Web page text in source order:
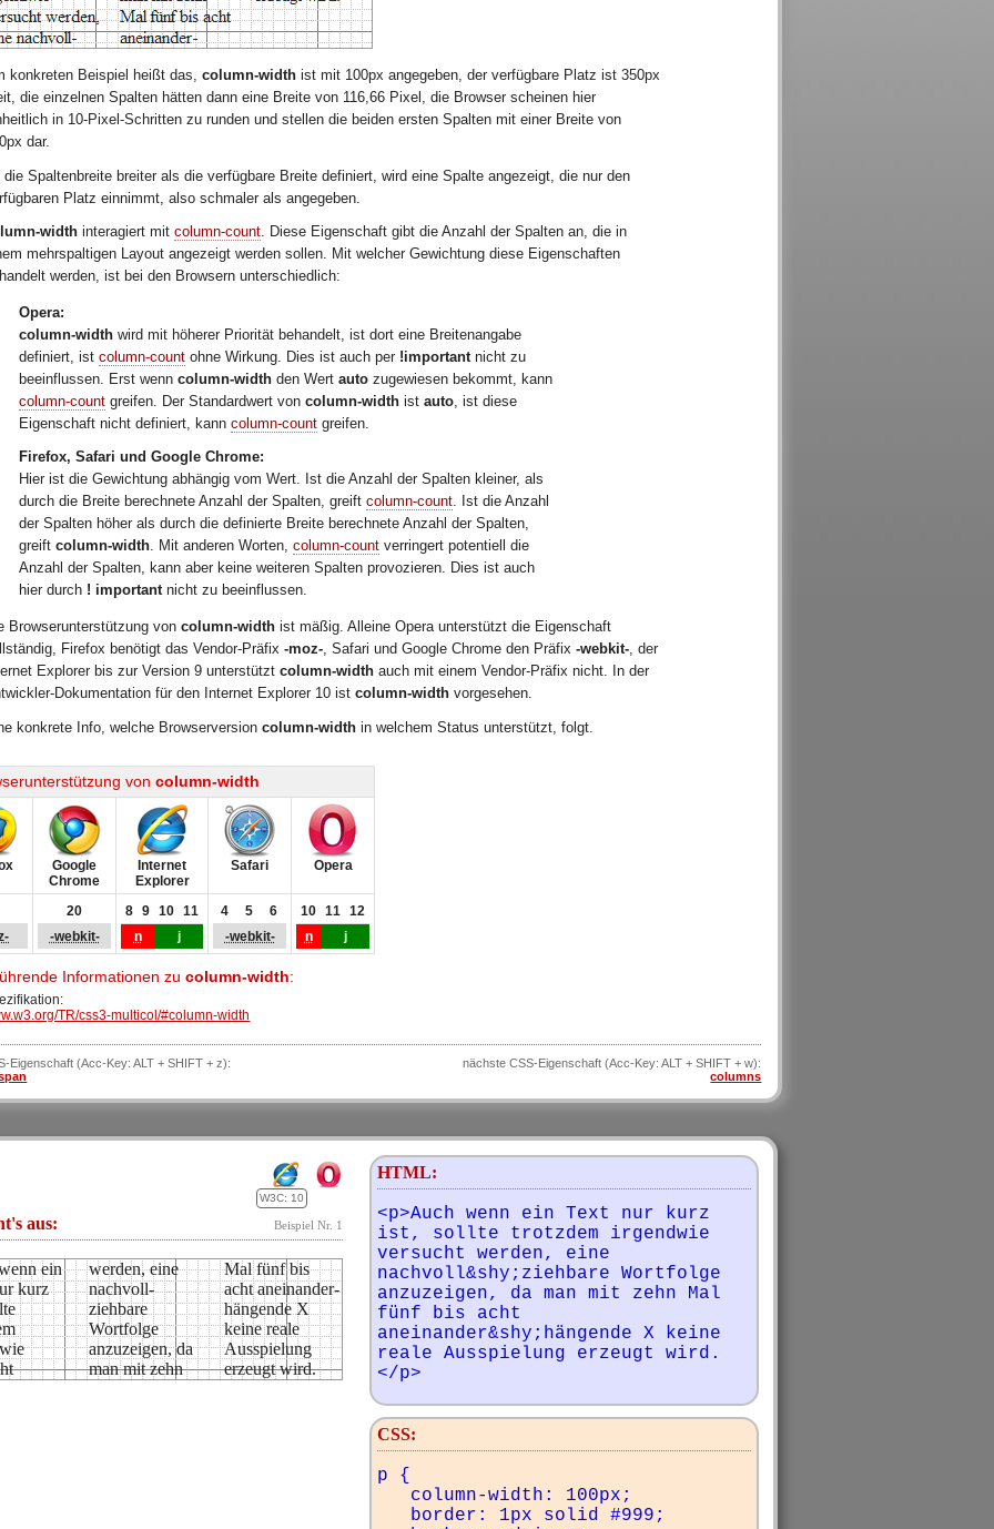
konkreten Beispiel heißt das,column-width ist mit 100px angegeben, der verfügbare Platz ist 350px
die einzelnen Spalten hätten dann eine Breite von 116,66 Pixel, die Browser scheinen hier
in 10-Pixel-Schritten zu runden und stellen die beiden ersten Spalten mit einer Breite von
dar.
die Spaltenbreite breiter als die verfügbare Breite definiert, wird eine Spalte angezeigt, die nur den
Platz einnimmt, also schmaler als angegeben.
width interagiert mitcolumn-count. Diese Eigenschaft gibt die Anzahl der Spalten an, die in
mehrspaltigen Layout angezeigt werden sollen. Mit welcher Gewichtung diese Eigenschaften
werden, ist bei den Browsern unterschiedlich:
Opera:
column-widthwird mit höherer Priorität behandelt, ist dort eine Breitenangabe
definiert, ist column-countohne Wirkung. Dies ist auch per !importantnicht zu
beeinflussen. Erst wenn column-widthden Wert autozugewiesen bekommt, kann
column-countgreifen. Der Standardwert von column-widthist auto, ist diese
Eigenschaft nicht definiert, kann column-countgreifen.
Firefox, Safari und Google Chrome:
Hier ist die Gewichtung abhängig vom Wert. Ist die Anzahl der Spalten kleiner, als
durch die Breite berechnete Anzahl der Spalten, greift column-count. Ist die Anzahl
der Spalten höher als durch die definierte Breite berechnete Anzahl der Spalten,
greift column-width. Mit anderen Worten, column-countverringert potentiell die
Anzahl der Spalten, kann aber keine weiteren Spalten provozieren. Dies ist auch
hier durch ! importantnicht zu beeinflussen.
Browserunterstützung voncolumn-width ist mäßig. Alleine Opera unterstützt die Eigenschaft
Firefox benötigt das Vendor-Präfix-moz-, Safari und Google Chrome den Präfix-webkit-, der
Explorer bis zur Version 9 unterstütztcolumn-width auch mit einem Vendor-Präfix nicht. In der
Dokumentation für den Internet Explorer 10 istcolumn-width vorgesehen.
konkrete Info, welche Browserversioncolumn-width in welchem Status unterstützt, folgt.
von column-width
Google
Chrome
Internet
Explorer
Safari Opera
20
-webkit-
8 9 10 11
n
j
4 5
6
-webkit-
10 11 12
n
j
Informationen zucolumn-width:
TR/css3-multicol/#column-width
Eigenschaft (Acc-Key: ALT + SHIFT + z):
nächste CSS-Eigenschaft (Acc-Key: ALT + SHIFT + w):
columns
HTML:
<p>Auch wenn ein Text nur kurz
ist, sollte trotzdem irgendwie
versucht werden, eine
nachvoll&shy;ziehbare Wortfolge
anzuzeigen, da man mit zehn Mal
fünf bis acht
aneinander&shy;hängende X keine
reale Ausspielung erzeugt wird.
</p>
CSS:
p {
W3C: 10
Beispiel Nr. 1
aus:
ein
kurz
eine
da
bis
X
erzeugt wird.